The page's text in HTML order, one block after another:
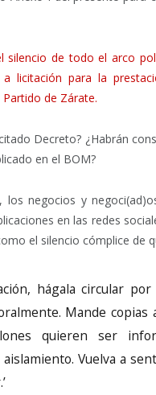
silencio de todo el arco
a licitación para la
de Zárate.
Decreto? ¿Habrán
en el BOM?
negocios y
en las redes
el silencio cómplice de
hágala circular
Mande copias
quieren ser
Vuelva a